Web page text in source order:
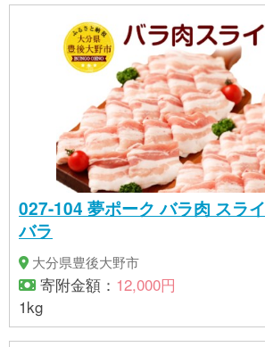
027-104 夢ポーク バラ肉 スラ
バラ
大分県豊後大野市
寄附金額： 12,000円
1kg